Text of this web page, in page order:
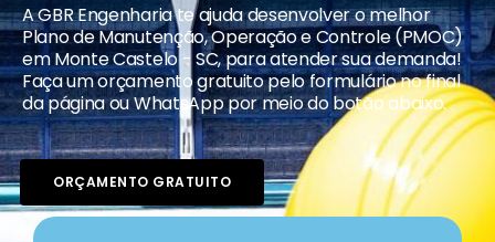
A GBR Engenharia te ajuda desenvolver o melhor
Plano de Manutenção, Operação e Controle (PMOC)
em Monte Castelo - SC, para atender sua demanda!
Faça um orçamento gratuito pelo formulário no final
da página ou WhatsApp por meio do botão abaixo.
ORÇAMENTO GRATUITO